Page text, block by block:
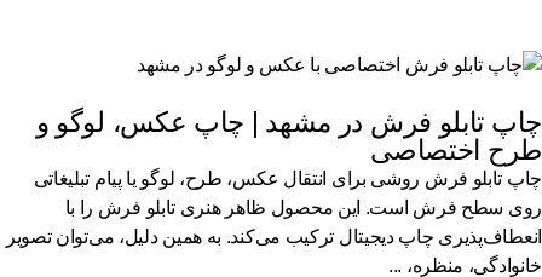
تابلو فرش در مشهد | چاپ عکس، لوگو و
اختصاصی
تابلو فرش روشی برای انتقال عکس، طرح، لوگو یا پیام تبلیغاتی
سطح فرش است. این محصول ظاهر هنری تابلو فرش را با
چاپ دیجیتال ترکیب می‌کند. به همین دلیل، می‌توان تصویر
منظره، ...